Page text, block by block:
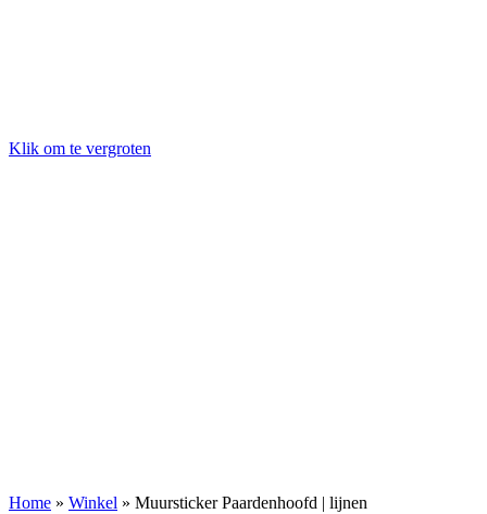
Klik om te vergroten
Home » Winkel » Muursticker Paardenhoofd | lijnen